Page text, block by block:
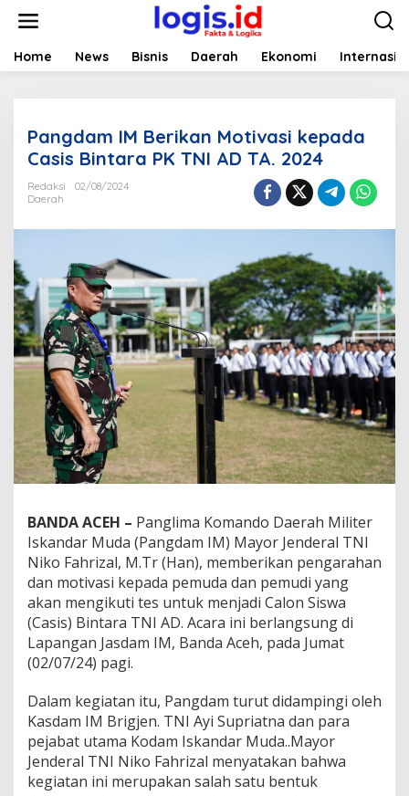
t
Home News Bisnis Daerah Ekonomi
Pangdam IM Berikan Motivasi kepada
Casis Bintara PK TNI AD TA. 2024
Redaksi
02/08/2024
Daerah
BANDA ACEH – Panglima Komando Daerah Militer
Iskandar Muda (Pangdam IM) Mayor Jenderal TNI
Niko Fahrizal, M.Tr (Han), memberikan pengarahan
dan motivasi kepada pemuda dan pemudi yang
akan mengikuti tes untuk menjadi Calon Siswa
(Casis) Bintara TNI AD. Acara ini berlangsung di
Lapangan Jasdam IM, Banda Aceh, pada Jumat
(02/07/24) pagi.
Dalam kegiatan itu, Pangdam turut didampingi oleh
Kasdam IM Brigjen. TNI Ayi Supriatna dan para
pejabat utama Kodam Iskandar Muda..Mayor
Jenderal TNI Niko Fahrizal menyatakan bahwa
kegiatan ini merupakan salah satu bentuk